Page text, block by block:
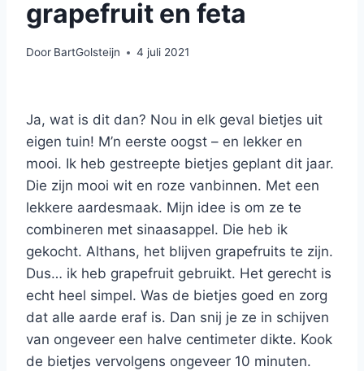
grapefruit en feta
Door BartGolsteijn 4 juli 2021
Ja, wat is dit dan? Nou in elk geval bietjes uit
eigen tuin! M’n eerste oogst – en lekker en
mooi. Ik heb gestreepte bietjes geplant dit jaar.
Die zijn mooi wit en roze vanbinnen. Met een
lekkere aardesmaak. Mijn idee is om ze te
combineren met sinaasappel. Die heb ik
gekocht. Althans, het blijven grapefruits te zijn.
Dus… ik heb grapefruit gebruikt. Het gerecht is
echt heel simpel. Was de bietjes goed en zorg
dat alle aarde eraf is. Dan snij je ze in schijven
van ongeveer een halve centimeter dikte. Kook
de bietjes vervolgens ongeveer 10 minuten.